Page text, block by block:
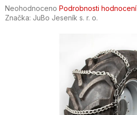
Průměrné
hodnocení
Neohodnoceno Podrobnosti hodnocení
Značka: JuBo Jeseník s. r. o.